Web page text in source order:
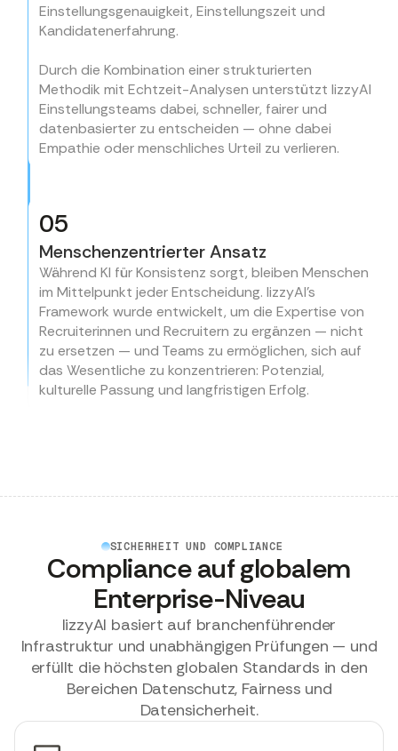
Einstellungsgenauigkeit, Einstellungszeit und
Kandidatenerfahrung.
Durch die Kombination einer strukturierten
Methodik mit Echtzeit-Analysen unterstützt lizzyAI
Einstellungsteams dabei, schneller, fairer und
datenbasierter zu entscheiden — ohne dabei
Empathie oder menschliches Urteil zu verlieren.
05
Menschenzentrierter Ansatz
Während KI für Konsistenz sorgt, bleiben Menschen
im Mittelpunkt jeder Entscheidung. lizzyAI's
Framework wurde entwickelt, um die Expertise von
Recruiterinnen und Recruitern zu ergänzen — nicht
zu ersetzen — und Teams zu ermöglichen, sich auf
das Wesentliche zu konzentrieren: Potenzial,
kulturelle Passung und langfristigen Erfolg.
SICHERHEIT UND COMPLIANCE
Compliance auf globalem
Enterprise-Niveau
lizzyAI basiert auf branchenführender
Infrastruktur und unabhängigen Prüfungen — und
erfüllt die höchsten globalen Standards in den
Bereichen Datenschutz, Fairness und
Datensicherheit.